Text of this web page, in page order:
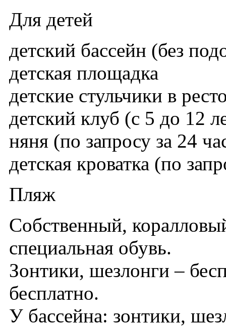
Для детей
детский бассейн (без
детская площадка
детские стульчики в
детский клуб (с 5 до 12
няня (по запросу за 24
детская кроватка (по
Пляж
Собственный,
специальная обувь.
Зонтики, шезлонги –
бесплатно.
У бассейна: зонтики,